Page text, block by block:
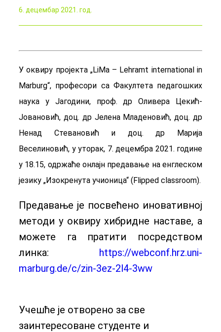
6. децембар 2021. год.
У оквиру пројекта „LiMa – Lehramt international in
Marburg“, професори са Факултета педагошких
наука у Јагодини, проф. др Оливера Цекић-
Јовановић, доц. др Јелена Младеновић, доц. др
Ненад Стевановић и доц. др Марија
Веселиновић, у уторак, 7. децембра 2021. године
у 18.15, одржаће онлајн предавање на енглеском
језику „Изокренута учионица“ (Flipped classroom).
Предавање је посвећено иновативној
методи у оквиру хибридне наставе, а
можете га пратити посредством
линка: https://webconf.hrz.uni-
marburg.de/c/zin-3ez-2l4-3ww
Учешће је отворено за све
заинтересоване студенте и